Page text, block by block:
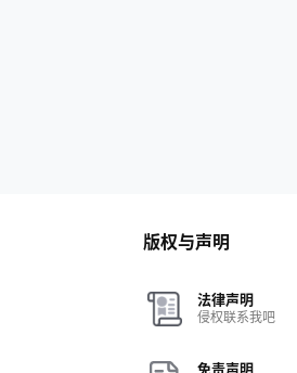
版权与声明
法律声明
侵权联系我吧
免责声明